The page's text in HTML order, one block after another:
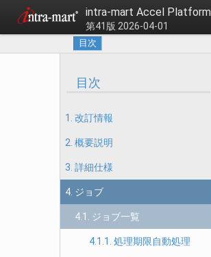
intra-mart Accel Platform
第41版 2026-04-01
目次
目次
1. 改訂情報
2. 概要説明
3. 詳細仕様
4. ジョブ
4.1. ジョブ一覧
4.1.1. 処理期限自動処理